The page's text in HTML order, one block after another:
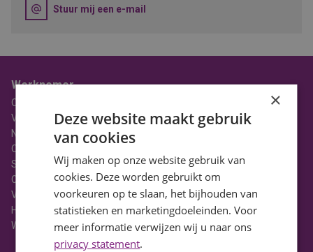
Stuur mij een e-mail
Werknemer
Over BaanBereik
Vacatures
Nieuws
Ons Team
Stages
Contact
Vacatures in Noord-Holland
HBO Vacatures
WO Vacatures
×
Deze website maakt gebruik
van cookies
Wij maken op onze website gebruik van
cookies. Deze worden gebruikt om
voorkeuren op te slaan, het bijhouden van
statistieken en marketingdoeleinden. Voor
meer informatie verwijzen wij u naar ons
privacy statement.